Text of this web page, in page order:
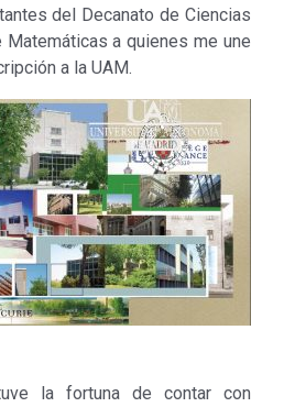
del Decanato de Ciencias
a quienes me une
a la UAM.
la fortuna de contar con